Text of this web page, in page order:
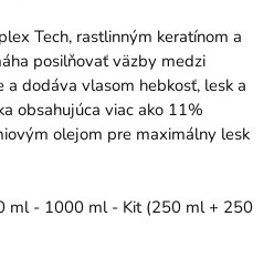
Tech, rastlinným keratínom a
posilňovať väzby medzi
dodáva vlasom hebkosť, lesk a
​​obsahujúca viac ako 11%
olejom pre maximálny lesk
ml - 1000 ml - Kit (250 ml + 250